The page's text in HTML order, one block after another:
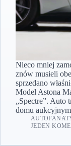
Nieco mniej
znów musieli
sprzedano
Model Astona
„Spectre”. Auto
domu
JEDEN